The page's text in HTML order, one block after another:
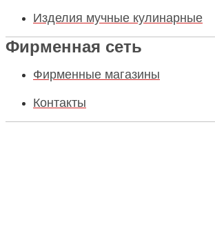
Изделия мучные кулинарные
Фирменная сеть
Фирменные магазины
Контакты